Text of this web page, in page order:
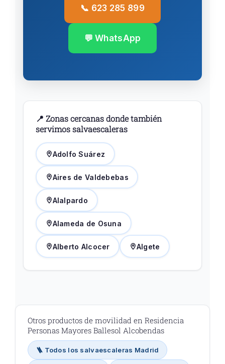
📞 623 285 899
💬 WhatsApp
📍 Zonas cercanas donde también
servimos salvaescaleras
Adolfo Suárez
Aires de Valdebebas
Alalpardo
Alameda de Osuna
Alberto Alcocer Algete
Otros productos de movilidad en Residencia
Personas Mayores Ballesol Alcobendas
🪜 Todos los salvaescaleras Madrid